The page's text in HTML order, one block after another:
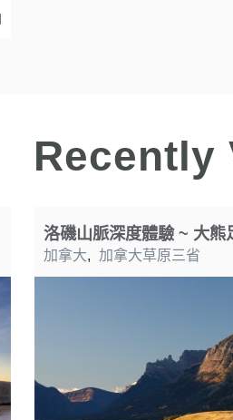
Recently
洛磯山脈深度體驗 ~ 大熊
加拿大, 加拿大草原三省